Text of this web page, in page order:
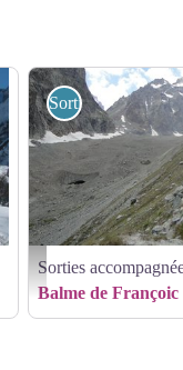
Alexandre Puech -
Sorties
Sorties
Balme de